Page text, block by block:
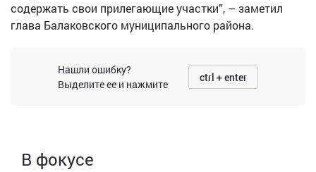
содержать свои прилегающие участки”, – заметил
глава Балаковского муниципального района.
Нашли ошибку?
Выделите ее и нажмите
ctrl + enter
В фокусе